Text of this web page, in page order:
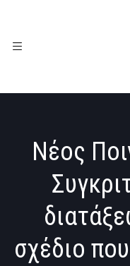
Νέος
σχέδιο